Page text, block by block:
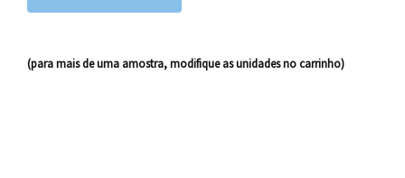
(para mais de uma amostra, modifique as unidades no carrinho)